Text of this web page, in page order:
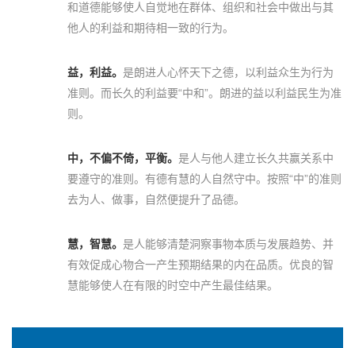
和道德能够使人自觉地在群体、组织和社会中做出与其
他人的利益和期待相一致的行为。
益，利益。 是朗进人心怀天下之德，以利益众生为行为
准则。而长久的利益要“中和”。朗进的益以利益民生为准
则。
中，不偏不倚，平衡。 是人与他人建立长久共赢关系中
要遵守的准则。有德有慧的人自然守中。按照“中”的准则
去为人、做事，自然便提升了品德。
慧，智慧。 是人能够清楚洞察事物本质与发展趋势、并
有效促成心物合一产生预期结果的内在品质。优良的智
慧能够使人在有限的时空中产生最佳结果。